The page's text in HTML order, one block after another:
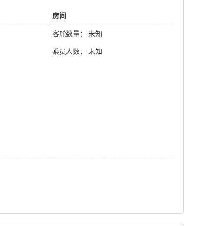
房间
客舱数量： 未知
乘员人数： 未知